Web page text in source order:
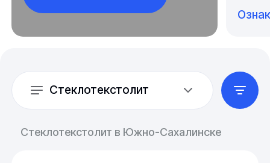
Стеклотекстолит
Стеклотекстолит в Южно-Сахалинске